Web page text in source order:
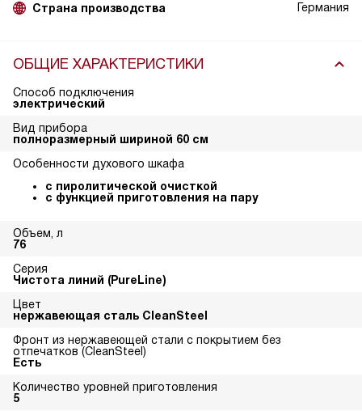
Страна производства Германия
ОБЩИЕ ХАРАКТЕРИСТИКИ
Способ подключения
электрический
Вид прибора
полноразмерный шириной 60 см
Особенности духового шкафа
с пиролитической очисткой
с функцией приготовления на пару
Объем, л
76
Серия
Чистота линий (PureLine)
Цвет
нержавеющая сталь CleanSteel
Фронт из нержавеющей стали с покрытием без
отпечатков (CleanSteel)
Есть
Количество уровней приготовления
5